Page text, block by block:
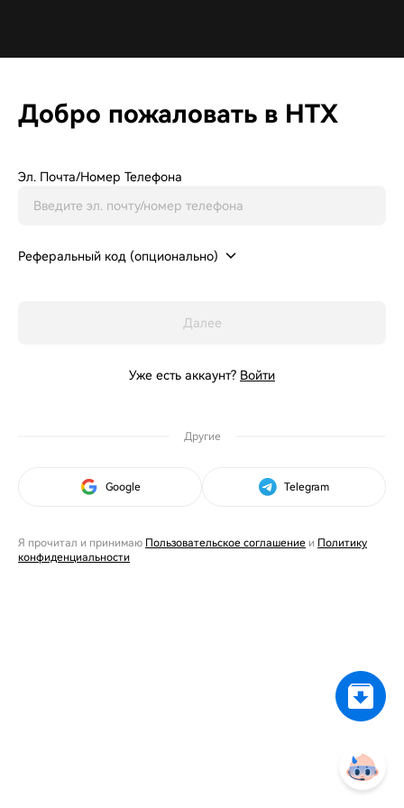
Добро пожаловать в HTX
Эл. Почта/Номер Телефона
Реферальный код (опционально)
Далее
Уже есть аккаунт? Войти
Другие
Google Telegram
Я прочитал и принимаю Пользовательское соглашение и Политику
конфиденциальности